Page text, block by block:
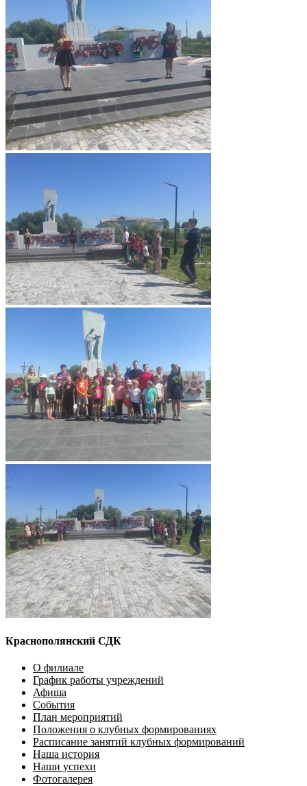
Краснополянский СДК
О филиале
График работы учреждений
Афиша
События
План мероприятий
Положения о клубных формированиях
Расписание занятий клубных формирований
Наша история
Наши успехи
Фотогалерея